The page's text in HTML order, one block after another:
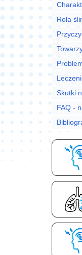
Rola
Skutki
FAQ -